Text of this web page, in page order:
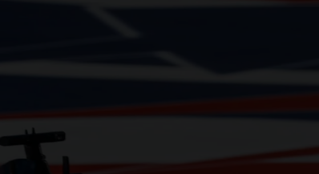
F1 COUREURS KAMPIOENSCHAP
F1 TEAMS KAMPIOENSCHAP